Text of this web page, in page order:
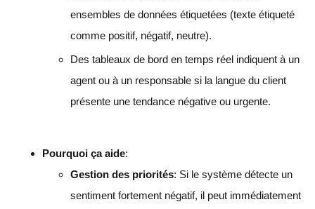
ensembles de données étiquetées (texte étiqueté
comme positif, négatif, neutre).
Des tableaux de bord en temps réel indiquent à un
agent ou à un responsable si la langue du client
présente une tendance négative ou urgente.
Pourquoi ça aide:
Gestion des priorités: Si le système détecte un
sentiment fortement négatif, il peut immédiatement